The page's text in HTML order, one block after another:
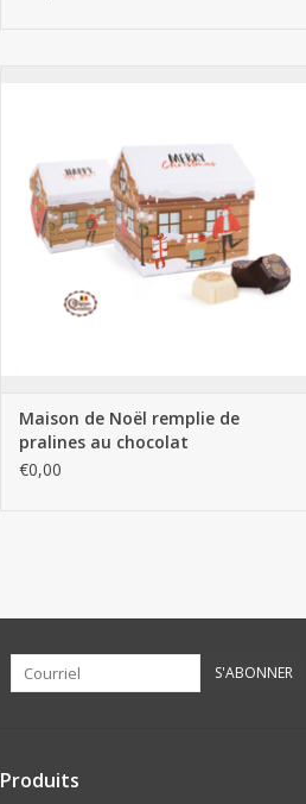
Maison de Noël remplie de
pralines au chocolat
€0,00
S'ABONNER
Produits